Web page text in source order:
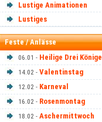
Lustige Animationen
Lustiges
Feste / Anlässe
06.01 - Heilige Drei Könige
14.02 - Valentinstag
12.02 - Karneval
16.02 - Rosenmontag
18.02 - Aschermittwoch